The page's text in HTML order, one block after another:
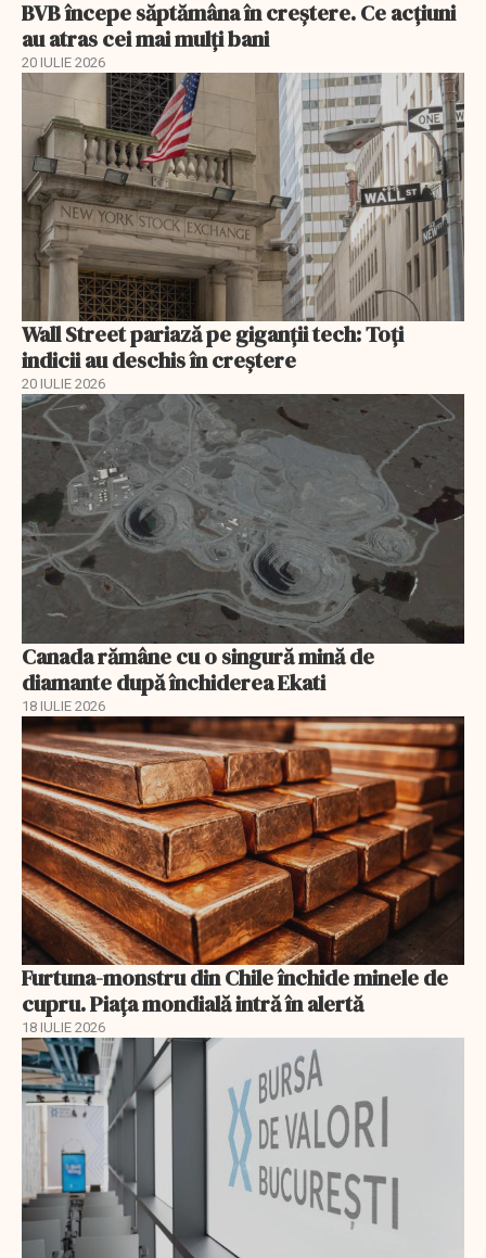
BVB începe săptămâna în creștere. Ce acțiuni
au atras cei mai mulți bani
20 IULIE 2026
Wall Street pariază pe giganții tech: Toți
indicii au deschis în creștere
20 IULIE 2026
Canada rămâne cu o singură mină de
diamante după închiderea Ekati
18 IULIE 2026
Furtuna-monstru din Chile închide minele de
cupru. Piața mondială intră în alertă
18 IULIE 2026